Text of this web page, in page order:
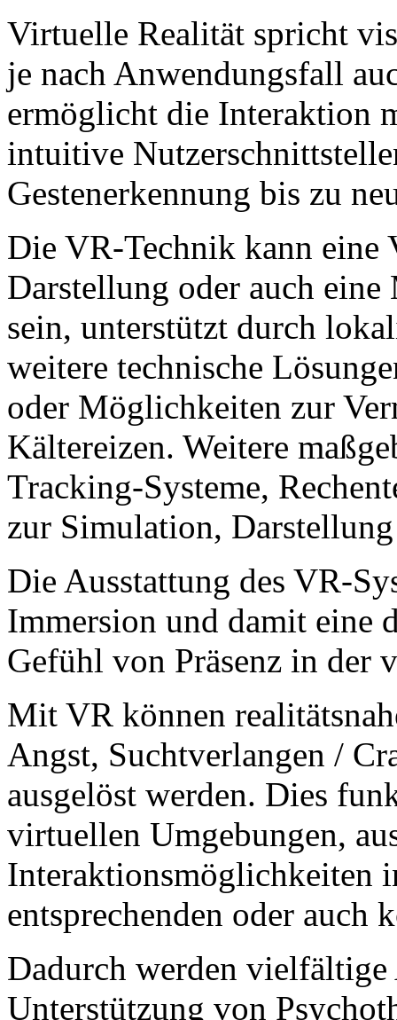
Virtuelle Realität spricht
je nach Anwendungsfall
ermöglicht die Interaktion
intuitive
Gestenerkennung bis zu
Die VR-Technik kann
Darstellung oder auch
sein, unterstützt durch
weitere technische
oder Möglichkeiten zur
Kältereizen. Weitere
Tracking-Systeme,
zur Simulation,
Die Ausstattung des VR-
Immersion und damit eine
Gefühl von Präsenz in der
Mit VR können
Angst, Suchtverlangen /
ausgelöst werden. Dies
virtuellen Umgebungen,
Interaktionsmöglichkeiten
entsprechenden oder
Dadurch werden
Unterstützung von